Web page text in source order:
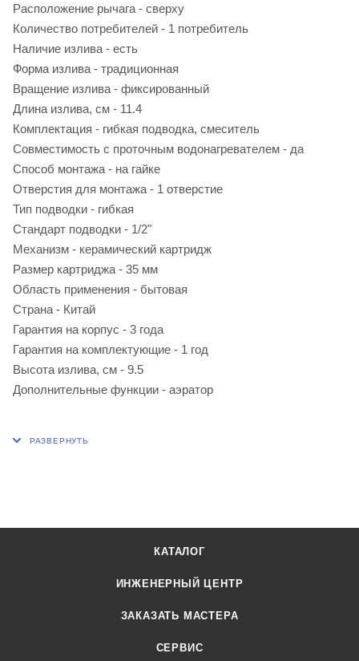
Расположение рычага - сверху
Количество потребителей - 1 потребитель
Наличие излива - есть
Форма излива - традиционная
Вращение излива - фиксированный
Длина излива, см - 11.4
Комплектация - гибкая подводка, смеситель
Совместимость с проточным водонагревателем - да
Способ монтажа - на гайке
Отверстия для монтажа - 1 отверстие
Тип подводки - гибкая
Стандарт подводки - 1/2"
Механизм - керамический картридж
Размер картриджа - 35 мм
Область применения - бытовая
Страна - Китай
Гарантия на корпус - 3 года
Гарантия на комплектующие - 1 год
Высота излива, см - 9.5
Дополнительные функции - аэратор
КАТАЛОГ
ИНЖЕНЕРНЫЙ ЦЕНТР
ЗАКАЗАТЬ МАСТЕРА
СЕРВИС